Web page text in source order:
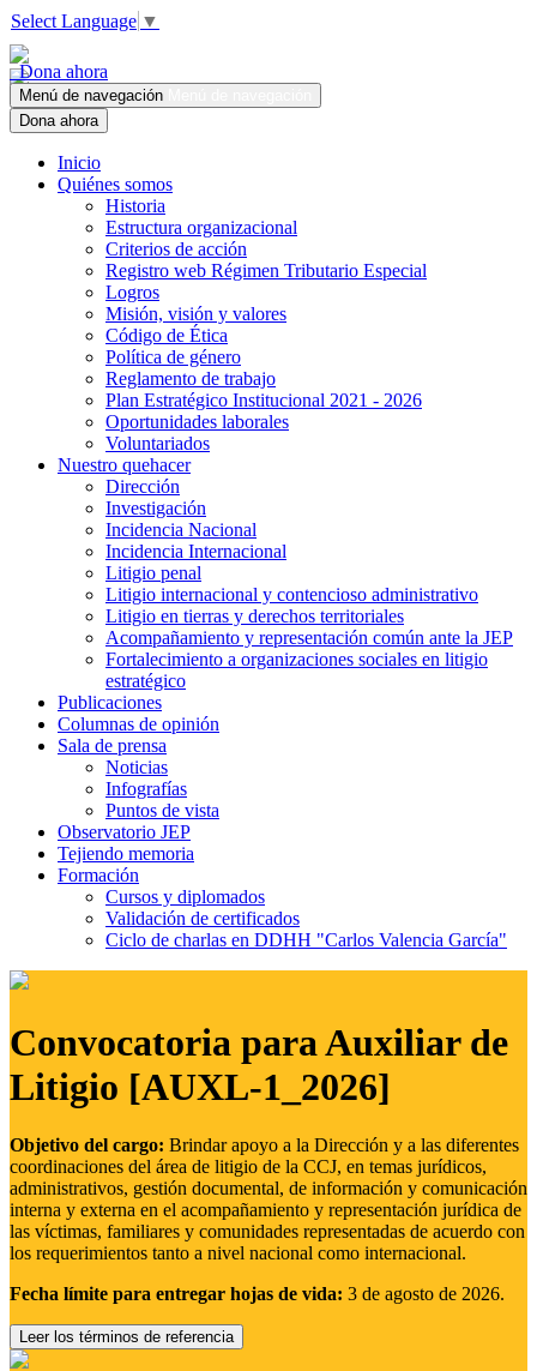
Select Language ▼
Dona ahora
Menú de navegación
Dona ahora
Inicio
Quiénes somos
Historia
Estructura organizacional
Criterios de acción
Registro web Régimen Tributario Especial
Logros
Misión, visión y valores
Código de Ética
Política de género
Reglamento de trabajo
Plan Estratégico Institucional 2021 - 2026
Oportunidades laborales
Voluntariados
Nuestro quehacer
Dirección
Investigación
Incidencia Nacional
Incidencia Internacional
Litigio penal
Litigio internacional y contencioso administrativo
Litigio en tierras y derechos territoriales
Acompañamiento y representación común ante la JEP
Fortalecimiento a organizaciones sociales en litigio
estratégico
Publicaciones
Columnas de opinión
Sala de prensa
Noticias
Infografías
Puntos de vista
Observatorio JEP
Tejiendo memoria
Formación
Cursos y diplomados
Validación de certificados
Ciclo de charlas en DDHH "Carlos Valencia García"
Convocatoria para Auxiliar de
Litigio [AUXL-1_2026]
Objetivo del cargo: Brindar apoyo a la Dirección y a las diferentes
coordinaciones del área de litigio de la CCJ, en temas jurídicos,
administrativos, gestión documental, de información y comunicación
interna y externa en el acompañamiento y representación jurídica de
las víctimas, familiares y comunidades representadas de acuerdo con
los requerimientos tanto a nivel nacional como internacional.
Fecha límite para entregar hojas de vida: 3 de agosto de 2026.
Leer los términos de referencia